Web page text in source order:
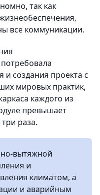
так как
все коммуникации.
и создания проекта с
мировых практик,
каждого из
превышает
раза.
вытяжной
и
климатом, а
и аварийным